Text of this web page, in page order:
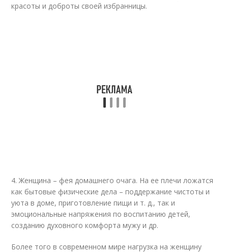
красоты и доброты своей избранницы.
4. Женщина – фея домашнего очага. На ее плечи ложатся
как бытовые физические дела – поддержание чистоты и
уюта в доме, приготовление пищи и т. д., так и
эмоциональные напряжения по воспитанию детей,
созданию духовного комфорта мужу и др.
Более того в современном мире нагрузка на женщину